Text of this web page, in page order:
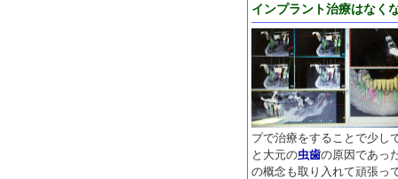
インプラント治療はなく
プで治療をすることで少し
と大元の虫歯の原因であっ
の概念も取り入れて頑張っ